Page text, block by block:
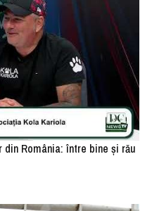
România: între bine și rău